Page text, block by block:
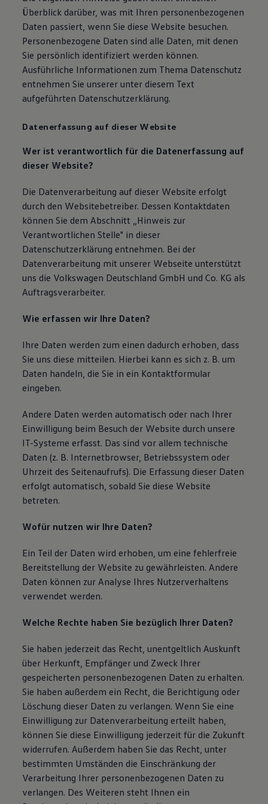
Magazin
Lifestyle
Transport
Familie
Elektromobilität
Volkswagen R
Pannen- und Unfallhilfe
Volkswagen Kundenbetreuung
Überblick darüber, was mit Ihren personenbezogenen
Daten passiert, wenn Sie diese Website besuchen.
Personenbezogene Daten sind alle Daten, mit denen
Sie persönlich identifiziert werden können.
Ausführliche Informationen zum Thema Datenschutz
entnehmen Sie unserer unter diesem Text
aufgeführten Datenschutzerklärung.
Datenerfassung auf dieser Website
Wer ist verantwortlich für die Datenerfassung auf
dieser Website?
Die Datenverarbeitung auf dieser Website erfolgt
durch den Websitebetreiber. Dessen Kontaktdaten
können Sie dem Abschnitt „Hinweis zur
Verantwortlichen Stelle" in dieser
Datenschutzerklärung entnehmen. Bei der
Datenverarbeitung mit unserer Webseite unterstützt
uns die Volkswagen Deutschland GmbH und Co. KG als
Auftragsverarbeiter.
Wie erfassen wir Ihre Daten?
Ihre Daten werden zum einen dadurch erhoben, dass
Sie uns diese mitteilen. Hierbei kann es sich z. B. um
Daten handeln, die Sie in ein Kontaktformular
eingeben.
Andere Daten werden automatisch oder nach Ihrer
Einwilligung beim Besuch der Website durch unsere
IT-Systeme erfasst. Das sind vor allem technische
Daten (z. B. Internetbrowser, Betriebssystem oder
Uhrzeit des Seitenaufrufs). Die Erfassung dieser Daten
erfolgt automatisch, sobald Sie diese Website
betreten.
Wofür nutzen wir Ihre Daten?
Ein Teil der Daten wird erhoben, um eine fehlerfreie
Bereitstellung der Website zu gewährleisten. Andere
Daten können zur Analyse Ihres Nutzerverhaltens
verwendet werden.
Welche Rechte haben Sie bezüglich Ihrer Daten?
Sie haben jederzeit das Recht, unentgeltlich Auskunft
über Herkunft, Empfänger und Zweck Ihrer
gespeicherten personenbezogenen Daten zu erhalten.
Sie haben außerdem ein Recht, die Berichtigung oder
Löschung dieser Daten zu verlangen. Wenn Sie eine
Einwilligung zur Datenverarbeitung erteilt haben,
können Sie diese Einwilligung jederzeit für die Zukunft
widerrufen. Außerdem haben Sie das Recht, unter
bestimmten Umständen die Einschränkung der
Verarbeitung Ihrer personenbezogenen Daten zu
verlangen. Des Weiteren steht Ihnen ein